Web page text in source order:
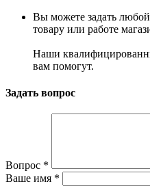
Вы можете задать
товару или работе
Наши
вам помогут.
Задать вопрос
Вопрос *
Ваше имя *